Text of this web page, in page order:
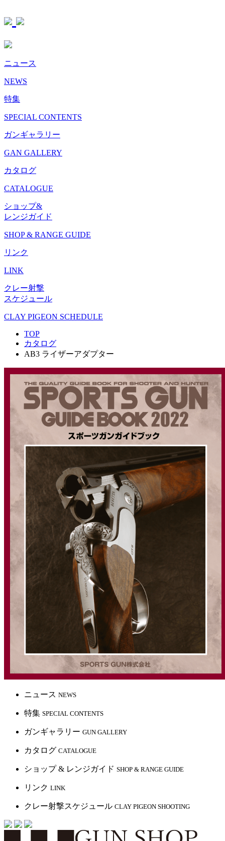
ニュース
NEWS
特集
SPECIAL CONTENTS
ガンギャラリー
GAN GALLERY
カタログ
CATALOGUE
ショップ&
レンジガイド
SHOP & RANGE GUIDE
リンク
LINK
クレー射撃
スケジュール
CLAY PIGEON SCHEDULE
TOP
カタログ
AB3 ライザーアダプター
ニュース NEWS
特集 SPECIAL CONTENTS
ガンギャラリー GUN GALLERY
カタログ CATALOGUE
ショップ & レンジガイド SHOP & RANGE GUIDE
リンク LINK
クレー射撃スケジュール CLAY PIGEON SHOOTING